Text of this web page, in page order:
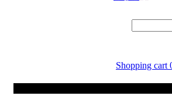
Shopping cart